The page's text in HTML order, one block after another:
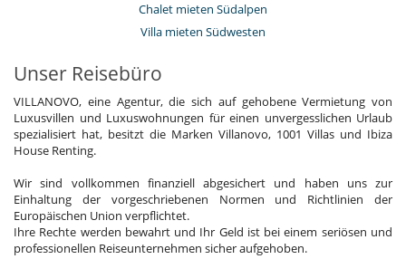
Chalet mieten Südalpen
Villa mieten Südwesten
Unser Reisebüro
VILLANOVO, eine Agentur, die sich auf gehobene Vermietung von
Luxusvillen und Luxuswohnungen für einen unvergesslichen Urlaub
spezialisiert hat, besitzt die Marken Villanovo, 1001 Villas und Ibiza
House Renting.
Wir sind vollkommen finanziell abgesichert und haben uns zur
Einhaltung der vorgeschriebenen Normen und Richtlinien der
Europäischen Union verpflichtet.
Ihre Rechte werden bewahrt und Ihr Geld ist bei einem seriösen und
professionellen Reiseunternehmen sicher aufgehoben.